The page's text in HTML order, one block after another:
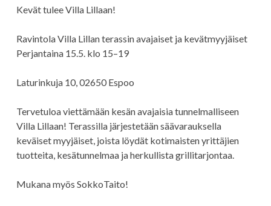
Kevät tulee Villa Lillaan!
Ravintola Villa Lillan terassin avajaiset ja kevätmyyjäiset
Perjantaina 15.5. klo 15–19
Laturinkuja 10, 02650 Espoo
Tervetuloa viettämään kesän avajaisia tunnelmalliseen
Villa Lillaan! Terassilla järjestetään säävarauksella
keväiset myyjäiset, joista löydät kotimaisten yrittäjien
tuotteita, kesätunnelmaa ja herkullista grillitarjontaa.
Mukana myös SokkoTaito!